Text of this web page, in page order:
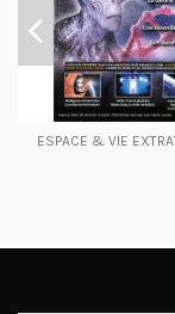
ESPACE & VIE